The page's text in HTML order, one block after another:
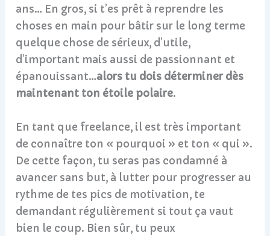
ans… En gros, si t’es prêt à reprendre les
choses en main pour bâtir sur le long terme
quelque chose de sérieux, d’utile,
d’important mais aussi de passionnant et
épanouissant…alors tu dois déterminer dès
maintenant ton étoile polaire.
En tant que freelance, il est très important
de connaître ton « pourquoi » et ton « qui ».
De cette façon, tu seras pas condamné à
avancer sans but, à lutter pour progresser au
rythme de tes pics de motivation, te
demandant régulièrement si tout ça vaut
bien le coup. Bien sûr, tu peux